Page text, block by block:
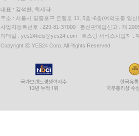
대표 : 김석환, 최세라
주소 : 서울시 영등포구 은행로 11, 5층~6층(여의도동,일신
사업자등록번호 : 229-81-37000 통신판매업신고 : 제
이메일 : yes24help@yes24.com 호스팅 서비스사업자 :
Copyright ⓒ YES24 Corp. All Rights Reserved.